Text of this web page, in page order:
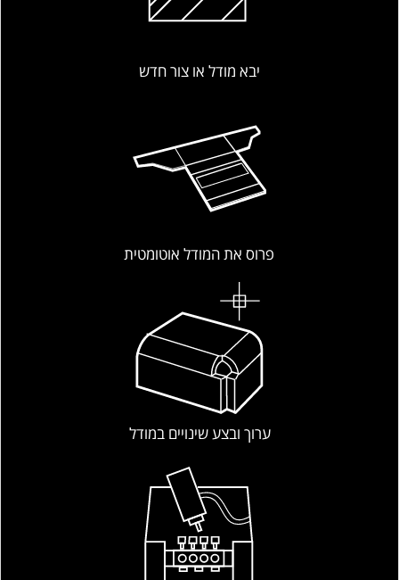
יבא מודל או צור חדש
פרוס את המודל אוטומטית
ערוך ובצע שינויים במודל